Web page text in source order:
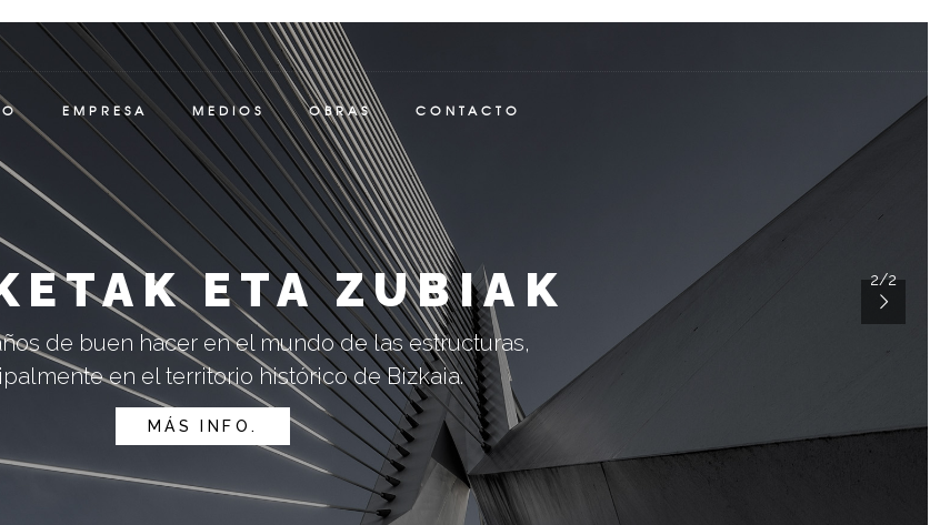
EMPRESA MEDIOS OBRAS CONTACTO
2/2
ETA ZUBIAK
de buen hacer en el mundo de las estructuras,
en el territorio histórico de Bizkaia.
MÁS INFO.